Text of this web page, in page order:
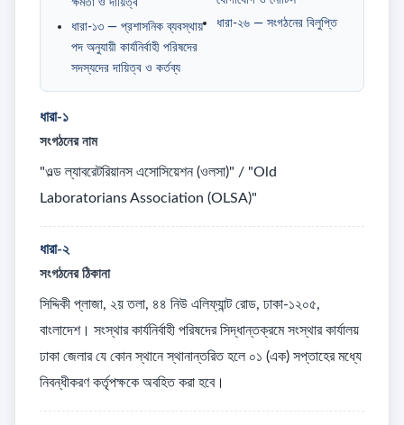
ধারা-১৩ — প্রশাসনিক ব্যবস্থায়
পদ অনুযায়ী কার্যনির্বাহী পরিষদের
সদস্যদের দায়িত্ব ও কর্তব্য
ধারা-২৬ — সংগঠনের বিলুপ্তি
ধারা-১
সংগঠনের নাম
"ওল্ড ল্যাবরেটরিয়ানস এসোসিয়েশন (ওলসা)" / "Old
Laboratorians Association (OLSA)"
ধারা-২
সংগঠনের ঠিকানা
সিদ্দিকী প্লাজা, ২য় তলা, ৪৪ নিউ এলিফ্যান্ট রোড, ঢাকা-১২০৫,
বাংলাদেশ। সংস্থার কার্যনির্বাহী পরিষদের সিদ্ধান্তক্রমে সংস্থার কার্যালয়
ঢাকা জেলার যে কোন স্থানে স্থানান্তরিত হলে ০১ (এক) সপ্তাহের মধ্যে
নিবন্ধীকরণ কর্তৃপক্ষকে অবহিত করা হবে।